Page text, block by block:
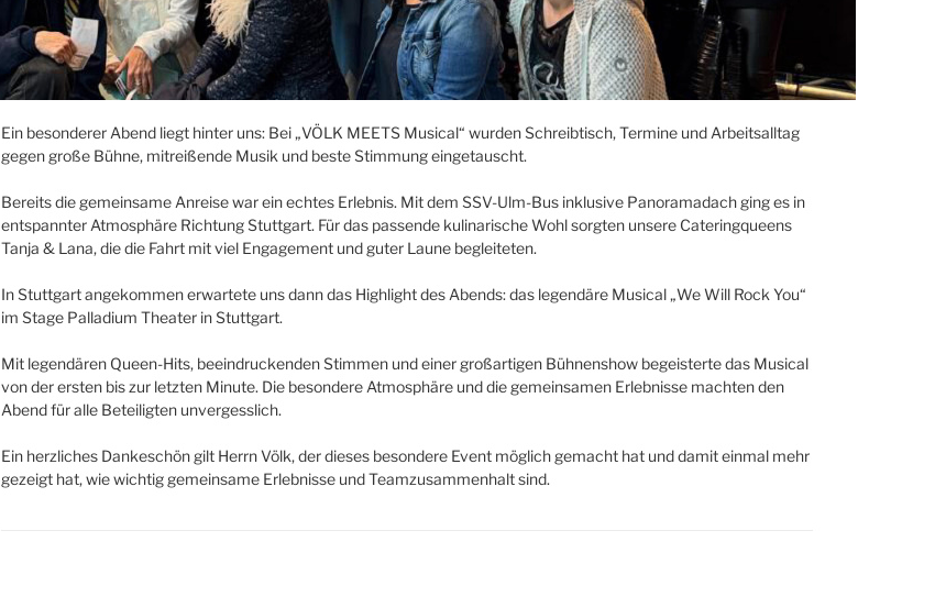
Ein besonderer Abend liegt hinter uns: Bei „VÖLK MEETS Musical“ wurden Schreibtisch, Termine und Arbeitsalltag
gegen große Bühne, mitreißende Musik und beste Stimmung eingetauscht.
Bereits die gemeinsame Anreise war ein echtes Erlebnis. Mit dem SSV-Ulm-Bus inklusive Panoramadach ging es in
entspannter Atmosphäre Richtung Stuttgart. Für das passende kulinarische Wohl sorgten unsere Cateringqueens
Tanja & Lana, die die Fahrt mit viel Engagement und guter Laune begleiteten.
In Stuttgart angekommen erwartete uns dann das Highlight des Abends: das legendäre Musical „We Will Rock You“
im Stage Palladium Theater in Stuttgart.
Mit legendären Queen-Hits, beeindruckenden Stimmen und einer großartigen Bühnenshow begeisterte das Musical
von der ersten bis zur letzten Minute. Die besondere Atmosphäre und die gemeinsamen Erlebnisse machten den
Abend für alle Beteiligten unvergesslich.
Ein herzliches Dankeschön gilt Herrn Völk, der dieses besondere Event möglich gemacht hat und damit einmal mehr
gezeigt hat, wie wichtig gemeinsame Erlebnisse und Teamzusammenhalt sind.